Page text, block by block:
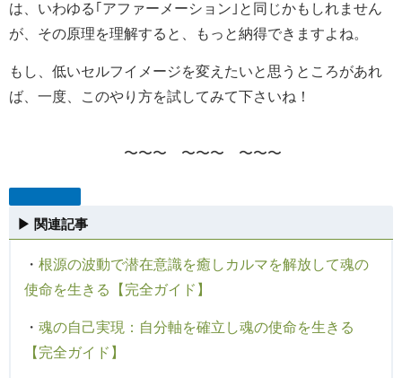
は、いわゆる｢アファーメーション｣と同じかもしれません
が、その原理を理解すると、もっと納得できますよね。
もし、低いセルフイメージを変えたいと思うところがあれ
ば、一度、このやり方を試してみて下さいね！
〜〜〜 〜〜〜 〜〜〜
▶ 関連記事
・ 根源の波動で潜在意識を癒しカルマを解放して魂の
使命を生きる【完全ガイド】
・ 魂の自己実現：自分軸を確立し魂の使命を生きる
【完全ガイド】